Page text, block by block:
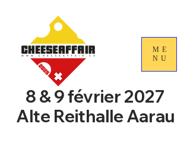
ME
NU
8 & 9 février 2027
Alte Reithalle Aarau